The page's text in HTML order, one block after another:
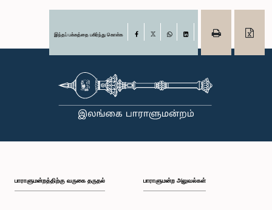
இந்தப் பக்கத்தை பகிர்ந்து கொள்க Facebook
பாராளுமன்றத்திற்கு வருகை தருதல் பாராளுமன்ற அலுவல்கள்